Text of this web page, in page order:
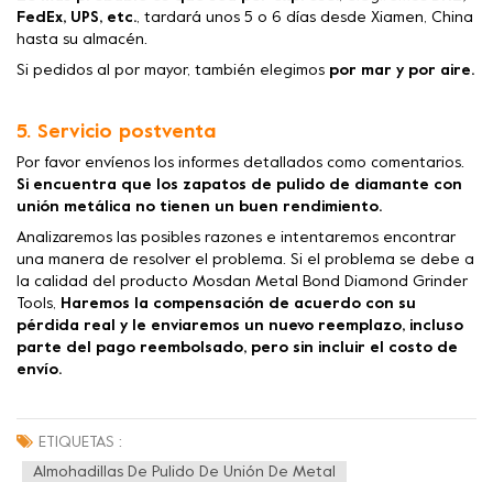
FedEx, UPS, etc., tardará unos 5 o 6 días desde Xiamen, China
hasta su almacén.
Si pedidos al por mayor, también elegimos por mar y por aire.
5. Servicio postventa
Por favor envíenos los informes detallados como comentarios.
Si encuentra que los zapatos de pulido de diamante con
unión metálica no tienen un buen rendimiento.
Analizaremos las posibles razones e intentaremos encontrar
una manera de resolver el problema. Si el problema se debe a
la calidad del producto Mosdan Metal Bond Diamond Grinder
Tools, Haremos la compensación de acuerdo con su
pérdida real y le enviaremos un nuevo reemplazo, incluso
parte del pago reembolsado, pero sin incluir el costo de
envío.
ETIQUETAS :
Almohadillas De Pulido De Unión De Metal